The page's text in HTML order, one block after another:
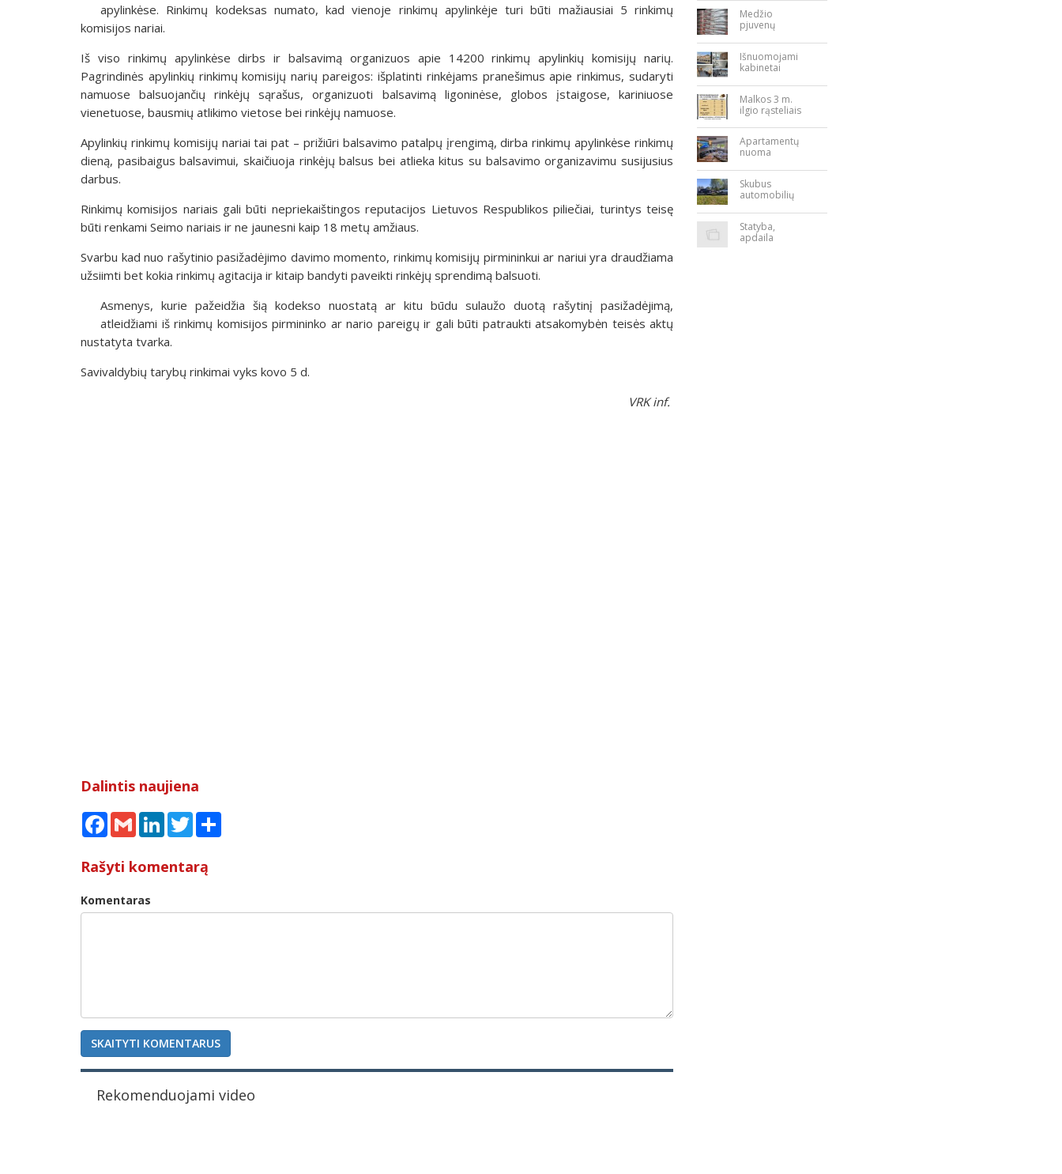
apylinkėse. Rinkimų kodeksas numato, kad vienoje rinkimų apylinkėje turi būti mažiausiai 5 rinkimų
komisijos nariai.
Iš viso rinkimų apylinkėse dirbs ir balsavimą organizuos apie 14200 rinkimų apylinkių komisijų narių.
Pagrindinės apylinkių rinkimų komisijų narių pareigos: išplatinti rinkėjams pranešimus apie rinkimus, sudaryti
namuose balsuojančių rinkėjų sąrašus, organizuoti balsavimą ligoninėse, globos įstaigose, kariniuose
vienetuose, bausmių atlikimo vietose bei rinkėjų namuose.
Apylinkių rinkimų komisijų nariai tai pat – prižiūri balsavimo patalpų įrengimą, dirba rinkimų apylinkėse rinkimų
dieną, pasibaigus balsavimui, skaičiuoja rinkėjų balsus bei atlieka kitus su balsavimo organizavimu susijusius
darbus.
Rinkimų komisijos nariais gali būti nepriekaištingos reputacijos Lietuvos Respublikos piliečiai, turintys teisę
būti renkami Seimo nariais ir ne jaunesni kaip 18 metų amžiaus.
Svarbu kad nuo rašytinio pasižadėjimo davimo momento, rinkimų komisijų pirmininkui ar nariui yra draudžiama
užsiimti bet kokia rinkimų agitacija ir kitaip bandyti paveikti rinkėjų sprendimą balsuoti.
Asmenys, kurie pažeidžia šią kodekso nuostatą ar kitu būdu sulaužo duotą rašytinį pasižadėjimą,
atleidžiami iš rinkimų komisijos pirmininko ar nario pareigų ir gali būti patraukti atsakomybėn teisės aktų
nustatyta tvarka.
Savivaldybių tarybų rinkimai vyks kovo 5 d.
VRK inf.
Dalintis naujiena
FacebookGmail LinkedInTwitter
Rašyti komentarą
Komentaras
SKAITYTI KOMENTARUS
Rekomenduojami video
Medžio
pjuvenų
briketai
Išnuomojami
kabinetai
bės aikštėje
Malkos 3 m.
ilgio rąsteliais
Apartamentų
nuoma
Skubus
automobilių
Statyba,
apdaila